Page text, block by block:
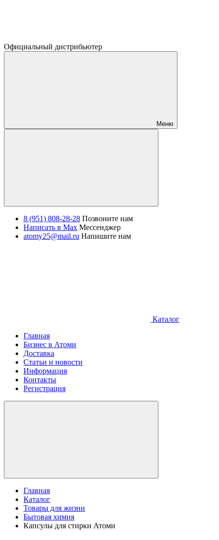
Официальный дистрибьютер
Меню
8 (951) 808-28-28 Позвоните нам
Написать в Max Мессенджер
atomy25@mail.ru Напишите нам
Каталог
Главная
Бизнес в Атоми
Доставка
Статьи и новости
Информация
Контакты
Регистрация
Главная
Каталог
Товары для жизни
Бытовая химия
Капсулы для стирки Атоми